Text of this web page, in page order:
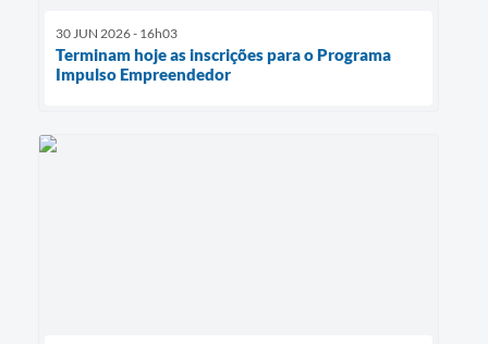
30 JUN 2026 - 16h03
Terminam hoje as inscrições para o Programa
Impulso Empreendedor